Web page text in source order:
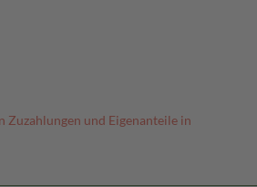
Zuzahlungen und Eigenanteile in